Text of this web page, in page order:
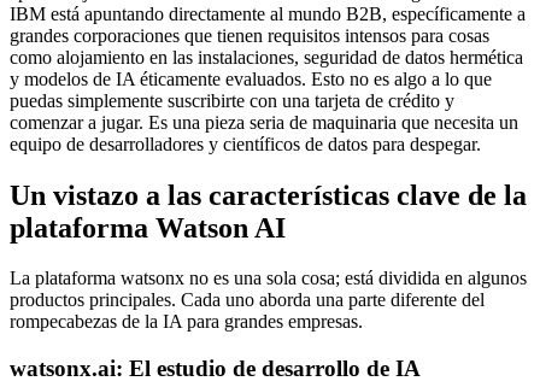
IBM está apuntando directamente al mundo B2B, específicamente a
grandes corporaciones que tienen requisitos intensos para cosas
como alojamiento en las instalaciones, seguridad de datos hermética
y modelos de IA éticamente evaluados. Esto no es algo a lo que
puedas simplemente suscribirte con una tarjeta de crédito y
comenzar a jugar. Es una pieza seria de maquinaria que necesita un
equipo de desarrolladores y científicos de datos para despegar.
Un vistazo a las características clave de la
plataforma Watson AI
La plataforma watsonx no es una sola cosa; está dividida en algunos
productos principales. Cada uno aborda una parte diferente del
rompecabezas de la IA para grandes empresas.
watsonx.ai: El estudio de desarrollo de IA